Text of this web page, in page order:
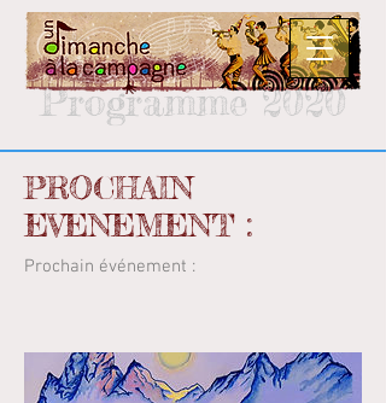
Programme 2020
PROCHAIN
EVENEMENT :
Prochain événement :